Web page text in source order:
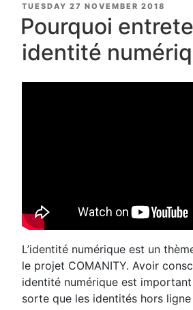
POSTED
ON
TUESDAY 27 NOVEMBER 2018
Pourquoi
identité
L’identité numérique est un
le projet COMANITY. Avoir
identité numérique est
sorte que les identités hors